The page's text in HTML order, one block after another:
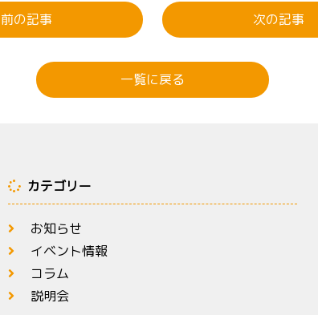
前の記事
次の記事
一覧に戻る
カテゴリー
お知らせ
イベント情報
コラム
説明会